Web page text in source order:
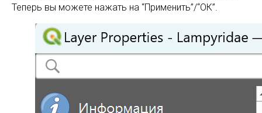
Теперь вы можете нажать на “Применить”/“ОК”.